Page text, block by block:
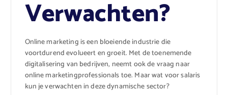
Verwachten?
Online marketing is een bloeiende industrie die
voortdurend evolueert en groeit. Met de toenemende
digitalisering van bedrijven, neemt ook de vraag naar
online marketingprofessionals toe. Maar wat voor salaris
kun je verwachten in deze dynamische sector?